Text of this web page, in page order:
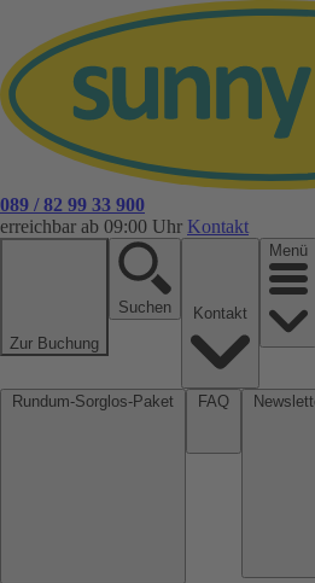
089 / 82 99 33 900
erreichbar ab 09:00 Uhr Kontakt
Zur Buchung
Suchen
Menü